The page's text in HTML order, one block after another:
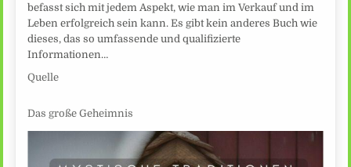
befasst sich mit jedem Aspekt, wie man im Verkauf und im
Leben erfolgreich sein kann. Es gibt kein anderes Buch wie
dieses, das so umfassende und qualifizierte
Informationen…
Quelle
Das große Geheimnis